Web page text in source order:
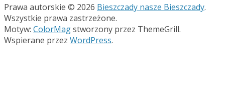
Prawa autorskie © 2026 Bieszczady nasze Bieszczady.
Wszystkie prawa zastrzeżone.
Motyw: ColorMagstworzony przez ThemeGrill.
Wspierane przez WordPress.